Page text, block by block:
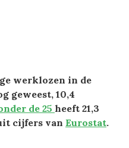
werklozen in de
geweest, 10,4
de 25 heeft 21,3
cijfers van Eurostat.